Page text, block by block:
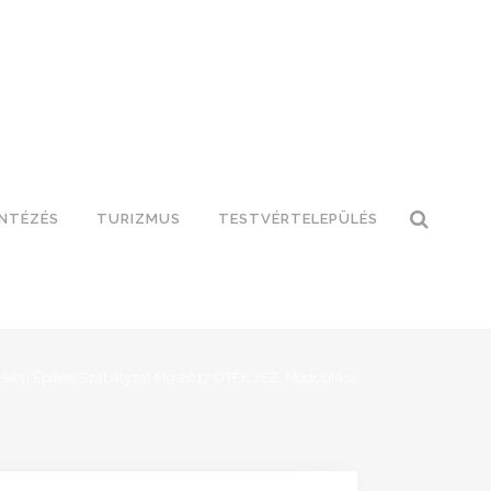
TURIZMUS TESTVÉRTELEPÜLÉS